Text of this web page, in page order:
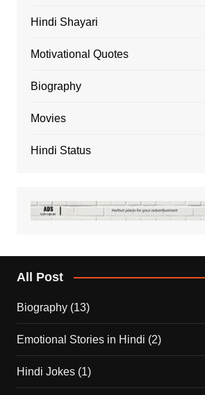
Hindi Shayari
Motivational Quotes
Biography
Movies
Hindi Status
All Post
Biography(13)
Emotional Stories in Hindi (2)
Hindi Jokes(1)